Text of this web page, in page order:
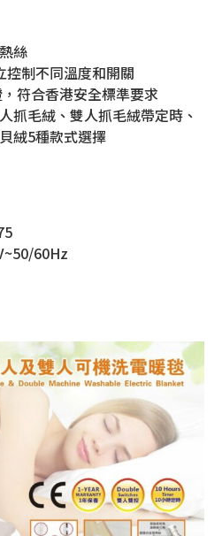
絲
控制不同溫度和開關
符合香港安全標準要求
抓毛絨、雙人抓毛絨帶定時、
絨5種款式選擇
60Hz